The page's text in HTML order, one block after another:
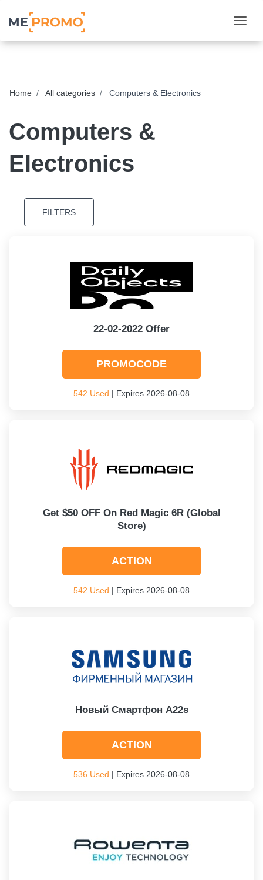
Home All categories Computers & Electronics
Computers &
Electronics
FILTERS
22-02-2022 Offer
PROMOCODE
542 Used | Expires 2026-08-08
Get $50 OFF On Red Magic 6R (Global
Store)
ACTION
542 Used | Expires 2026-08-08
Новый Смартфон A22s
ACTION
536 Used | Expires 2026-08-08